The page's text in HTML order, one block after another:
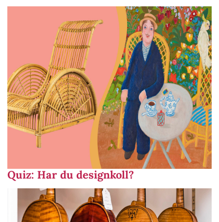
Quiz: Har du designkoll?